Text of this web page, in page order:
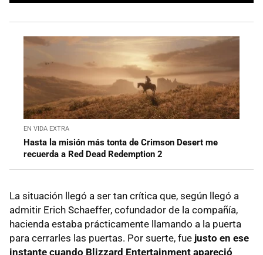
EN VIDA EXTRA
Hasta la misión más tonta de Crimson Desert me
recuerda a Red Dead Redemption 2
La situación llegó a ser tan crítica que, según llegó a
admitir Erich Schaeffer, cofundador de la compañía,
hacienda estaba prácticamente llamando a la puerta
para cerrarles las puertas. Por suerte, fue justo en ese
instante cuando Blizzard Entertainment apareció